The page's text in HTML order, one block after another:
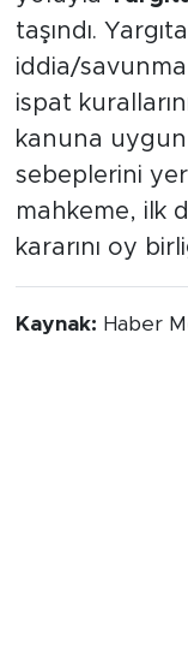
taşındı.
iddia/
ispat
kanuna
sebeplerini
mahkeme, ilk
kararını oy
Kaynak: Haber